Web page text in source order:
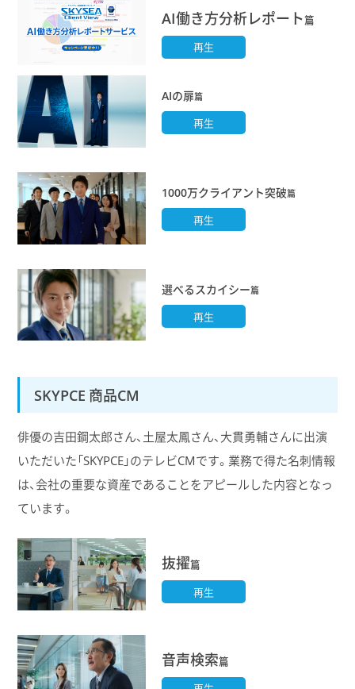
AI働き方分析レポート篇
再生
AIの扉篇
再生
1000万クライアント突破篇
再生
選べるスカイシー篇
再生
SKYPCE 商品CM
俳優の吉田鋼太郎さん、土屋太鳳さん、大貫勇輔さんに出演
いただいた「SKYPCE」のテレビCMです。業務で得た名刺情報
は、会社の重要な資産であることをアピールした内容となっ
ています。
抜擢篇
再生
音声検索篇